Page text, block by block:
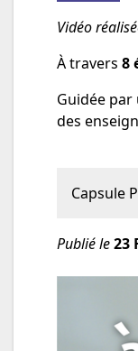
Vidéo
À travers 8
Guidée
des
Capsule
Publié le23